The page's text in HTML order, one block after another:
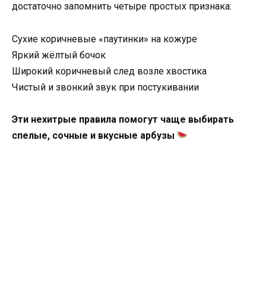
достаточно запомнить четыре простых признака:
Сухие коричневые «паутинки» на кожуре
Яркий жёлтый бочок
Широкий коричневый след возле хвостика
Чистый и звонкий звук при постукивании
Эти нехитрые правила помогут чаще выбирать
спелые, сочные и вкусные арбузы